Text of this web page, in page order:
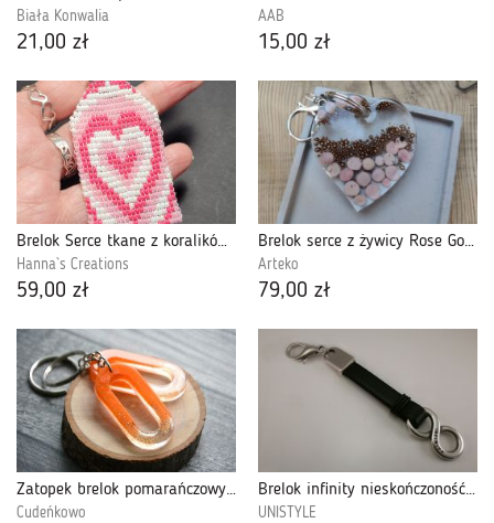
Biała Konwalia
21,00 zł
AAB
15,00 zł
Brelok Serce tkane z koralików Prezent na Walentynki Handmade
Hanna`s Creations
59,00 zł
Brelok serce z żywicy Rose Gold Dream
Arteko
79,00 zł
Zatopek brelok pomarańczowy owalny 2 sztuki
Cudeńkowo
Brelok infinity nieskończoność super prezent
UNISTYLE